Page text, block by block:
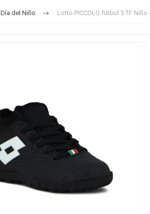
Día del Niño Lotto PICCOLO futbol 5 TF